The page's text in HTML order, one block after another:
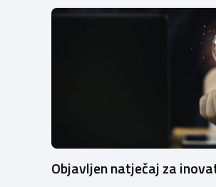
Objavljen natječaj za